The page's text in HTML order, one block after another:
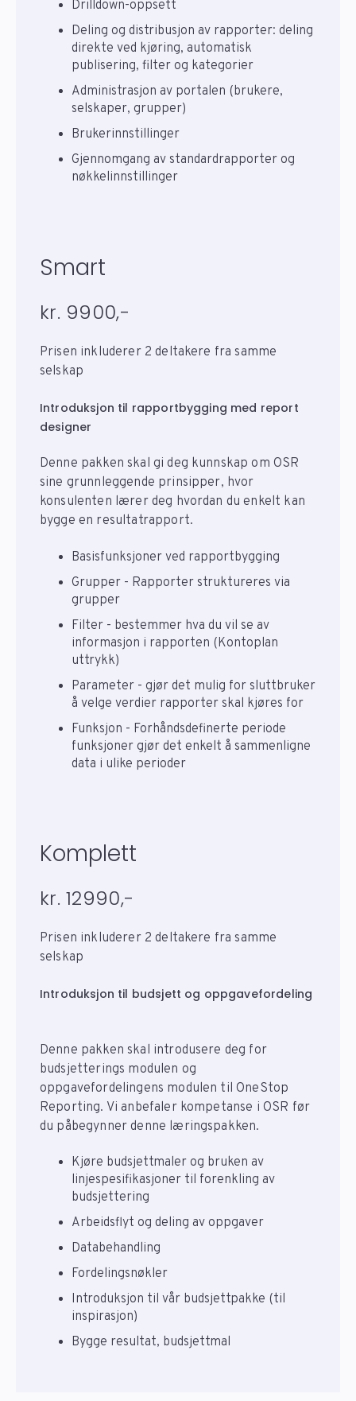
Drilldown-oppsett
Deling og distribusjon av rapporter: deling
direkte ved kjøring, automatisk
publisering, filter og kategorier
Administrasjon av portalen (brukere,
selskaper, grupper)
Brukerinnstillinger
Gjennomgang av standardrapporter og
nøkkelinnstillinger
Smart
kr. 9900,-
Prisen inkluderer 2 deltakere fra samme
selskap
Introduksjon til rapportbygging med report
designer
Denne pakken skal gi deg kunnskap om OSR
sine grunnleggende prinsipper, hvor
konsulenten lærer deg hvordan du enkelt kan
bygge en resultatrapport.
Basisfunksjoner ved rapportbygging
Grupper - Rapporter struktureres via
grupper
Filter - bestemmer hva du vil se av
informasjon i rapporten (Kontoplan
uttrykk)
Parameter - gjør det mulig for sluttbruker
å velge verdier rapporter skal kjøres for
Funksjon - Forhåndsdefinerte periode
funksjoner gjør det enkelt å sammenligne
data i ulike perioder
Komplett
kr. 12990,-
Prisen inkluderer 2 deltakere fra samme
selskap
Introduksjon til budsjett og oppgavefordeling
Denne pakken skal introdusere deg for
budsjetterings modulen og
oppgavefordelingens modulen til OneStop
Reporting. Vi anbefaler kompetanse i OSR før
du påbegynner denne læringspakken.
Kjøre budsjettmaler og bruken av
linjespesifikasjoner til forenkling av
budsjettering
Arbeidsflyt og deling av oppgaver
Databehandling
Fordelingsnøkler
Introduksjon til vår budsjettpakke (til
inspirasjon)
Bygge resultat, budsjettmal